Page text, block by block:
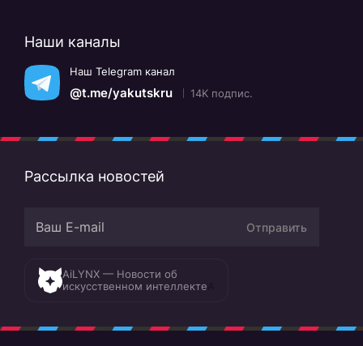
Наши каналы
Наш Telegram канал
@t.me/yakutskru 14K подпис.
Рассылка новостей
Отправить
AiLYNX — Новости об
искусственном интеллекте